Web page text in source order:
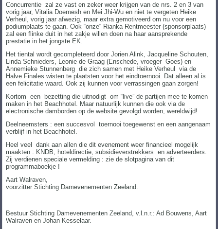
Concurrentie zal ze vast en zeker weer krijgen van de nrs. 2 en 3 van
vorig jaar, Vitalia Doemesh en Mei Jhi-Wu en niet te vergeten Heike
Verheul, vorig jaar afwezig, maar extra gemotiveerd om nu voor een
podiumplaats te gaan. Ook “onze“ Rianka Rentmeester (sponsorplaats)
zal een flinke duit in het zakje willen doen na haar aansprekende
prestatie in het jongste EK.
Het tiental wordt gecompleteerd door Jorien Alink, Jacqueline Schouten,
Linda Schnieders, Leonie de Graag (Enschede, vroeger Goes) en
Annemieke Stunnenberg die zich samen met Heike Verheul via de
Halve Finales wisten te plaatsten voor het eindtoernooi. Dat alleen al is
een felicitatie waard. Ook zij kunnen voor verrassingen gaan zorgen!
Kortom een bezetting die uitnodigt om “live” de partijen mee te komen
maken in het Beachhotel. Maar natuurlijk kunnen die ook via de
electronische damborden op de website gevolgd worden, wereldwijd!
Deelneemsters : een succesvol toernooi toegewenst en een aangenaam
verblijf in het Beachhotel.
Heel veel dank aan allen die dit evenement weer financieel mogelijk
maakten : KNDB, hoteldirectie, subsidieverstrekkers en adverteerders.
Zij verdienen speciale vermelding : zie de slotpagina van dit
programmaboekje !
Aart Walraven,
voorzitter Stichting Damevenementen Zeeland.
Bestuur Stichting Damevenementen Zeeland, v.l.n.r.: Ad Bouwens, Aart
Walraven en Johan Kesselaar.